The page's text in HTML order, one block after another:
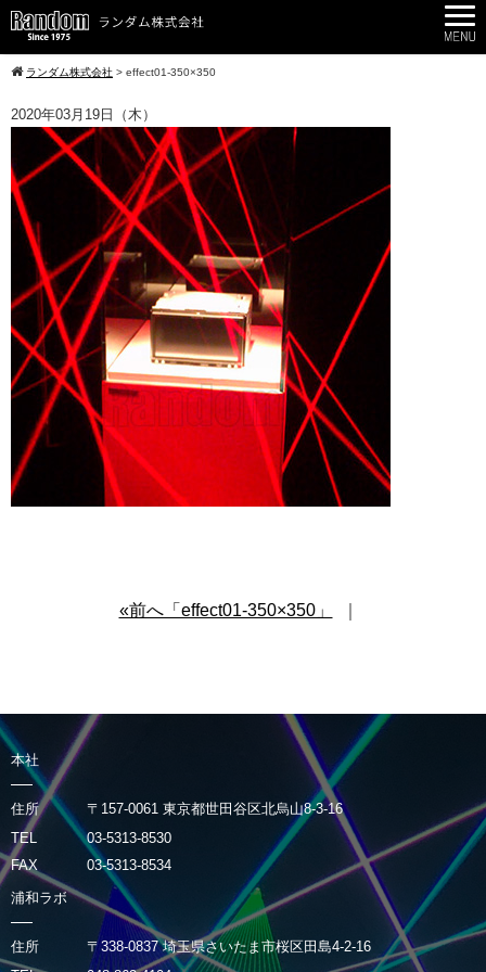
ランダム株式会社 > effect01-350×350
2020年03月19日（木）
«前へ「effect01-350×350」
本社
住所
〒157-0061 東京都世田谷区北烏山8-3-16
TEL
03-5313-8530
FAX
03-5313-8534
浦和ラボ
住所
〒338-0837 埼玉県さいたま市桜区田島4-2-16